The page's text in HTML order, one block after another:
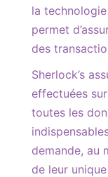
la
permet
des
Sherlock’s
effectuées
toutes les
demande, au
de leur